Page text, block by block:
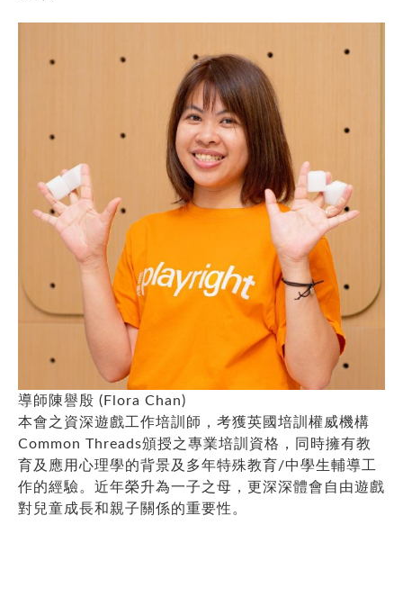
導師陳譽殷 (Flora Chan)
本會之資深遊戲工作培訓師，考獲英國培訓權威機構
Common Threads頒授之專業培訓資格，同時擁有教
育及應用心理學的背景及多年特殊教育/中學生輔導工
作的經驗。近年榮升為一子之母，更深深體會自由遊戲
對兒童成長和親子關係的重要性。